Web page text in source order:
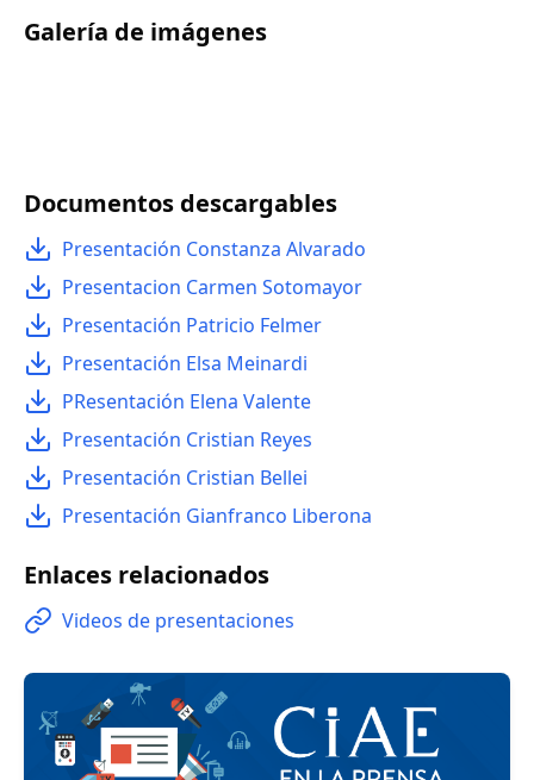
Galería de imágenes
Documentos descargables
Presentación Constanza Alvarado
Presentacion Carmen Sotomayor
Presentación Patricio Felmer
Presentación Elsa Meinardi
PResentación Elena Valente
Presentación Cristian Reyes
Presentación Cristian Bellei
Presentación Gianfranco Liberona
Enlaces relacionados
Videos de presentaciones